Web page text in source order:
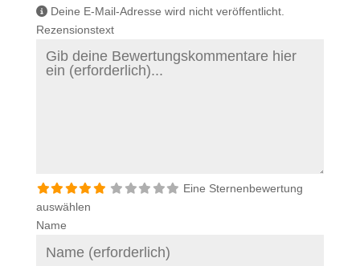
Deine E-Mail-Adresse wird nicht veröffentlicht.
Rezensionstext
Eine Sternenbewertung
auswählen
Name